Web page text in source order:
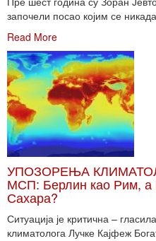
започели посао којим се
Read More
УПОЗОРЕЊА
МСП: Берлин као Рим, а
Сахара?
Ситуација је критична –
климатолога Лучке Кајфеж